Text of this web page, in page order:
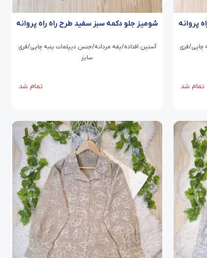
پروانه
چاپی/فری
تمام شد
شومیز جلو دکمه سبز سفید طرح راه راه پروانه
آستین افتاده/یقه مردانه/جنس دیپلمات پنبه چاپی/فری
سایز
تمام شد